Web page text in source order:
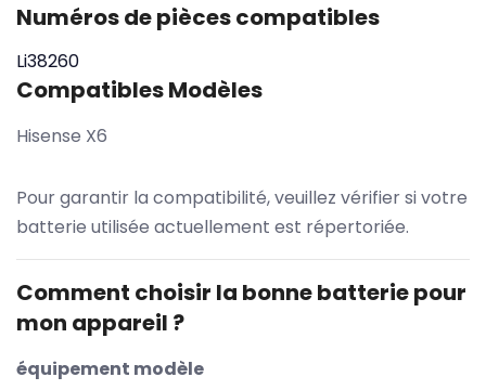
Numéros de pièces compatibles
Li38260
Compatibles Modèles
Hisense X6
Pour garantir la compatibilité, veuillez vérifier si votre
batterie utilisée actuellement est répertoriée.
Comment choisir la bonne batterie pour
mon appareil ?
équipement modèle